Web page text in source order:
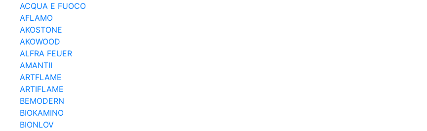
ACQUA E FUOCO
AFLAMO
AKOSTONE
AKOWOOD
ALFRA FEUER
AMANTII
ARTFLAME
ARTIFLAME
BEMODERN
BIOKAMINO
BIONLOV